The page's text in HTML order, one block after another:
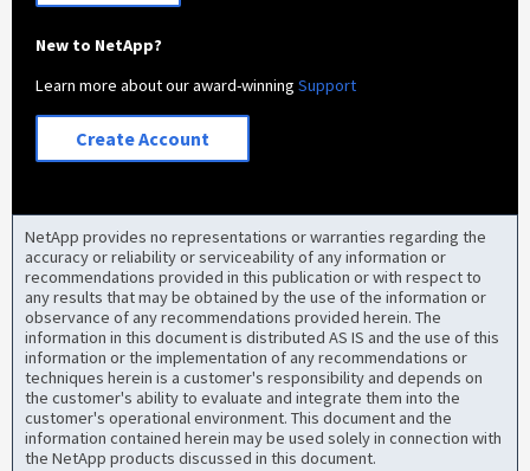
New to NetApp?
Learn more about our award-winningSupport
Create Account
NetApp provides no representations or warranties regarding the
accuracy or reliability or serviceability of any information or
recommendations provided in this publication or with respect to
any results that may be obtained by the use of the information or
observance of any recommendations provided herein. The
information in this document is distributed AS IS and the use of this
information or the implementation of any recommendations or
techniques herein is a customer's responsibility and depends on
the customer's ability to evaluate and integrate them into the
customer's operational environment. This document and the
information contained herein may be used solely in connection with
the NetApp products discussed in this document.